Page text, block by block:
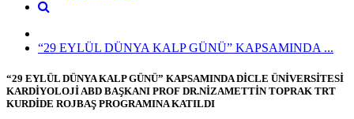
“29 EYLÜL DÜNYA KALP GÜNÜ” KAPSAMINDA ...
“29 EYLÜL DÜNYA KALP GÜNÜ” KAPSAMINDA DİCLE ÜNİVERSİTESİ
KARDİYOLOJİ ABD BAŞKANI PROF DR.NİZAMETTİN TOPRAK TRT
KURDİDE ROJBAŞ PROGRAMINA KATILDI